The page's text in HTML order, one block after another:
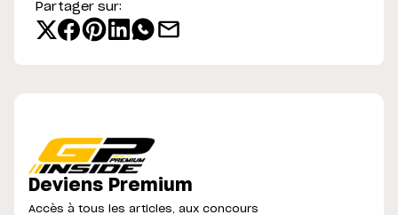
Partager sur:
Deviens Premium
Accès à tous les articles, aux concours